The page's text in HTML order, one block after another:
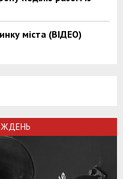
міста (ВІДЕО)